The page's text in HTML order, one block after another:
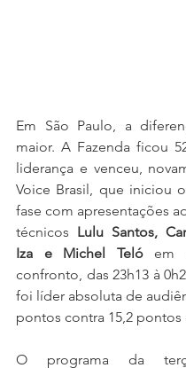
Em São Paulo, a
maior. A Fazenda ficou
liderança e venceu,
Voice Brasil, que iniciou
fase com apresentações
técnicos Lulu Santos,
Iza e Michel Teló em
confronto, das 23h13 à
foi líder absoluta de
pontos contra 15,2
O programa da